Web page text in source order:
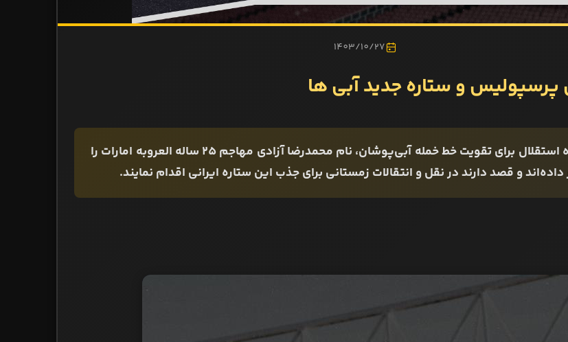
1403/10/27
پرسپولیس و ستاره جدید آبی ها
مدیران باشگاه استقلال برای تقویت خط خمله آبی‌پوشان، نام محمدرضا آزادی مهاجم 25 ساله العروبه امارات را
داده‌اند و قصد دارند در نقل‌ و انتقالات زمستانی برای جذب این ستاره ایرانی اقدام نمایند.